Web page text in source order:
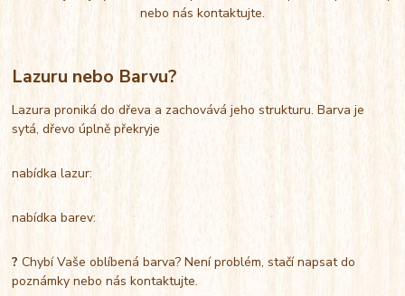
nebo nás kontaktujte.
Lazuru nebo Barvu?
Lazura proniká do dřeva a zachovává jeho strukturu. Barva je
sytá, dřevo úplně překryje
nabídka lazur:
nabídka barev:
?Chybí Vaše oblíbená barva? Není problém, stačí napsat do
poznámky nebo nás kontaktujte.